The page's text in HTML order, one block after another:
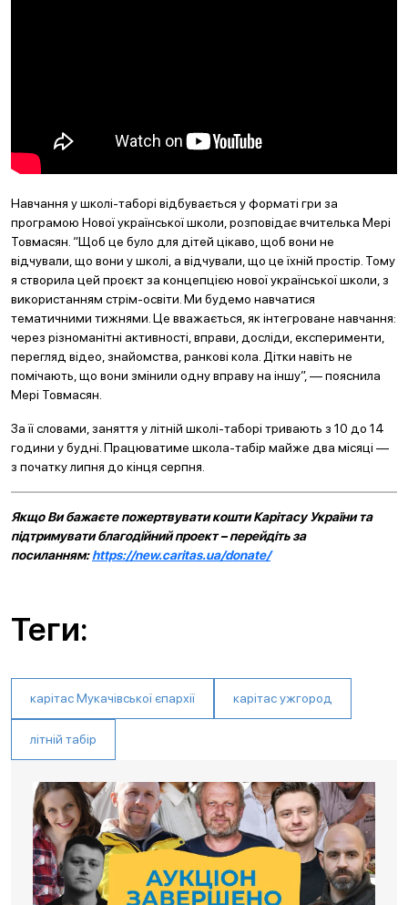
Навчання у школі-таборі відбувається у форматі гри за
програмою Нової української школи, розповідає вчителька Мері
Товмасян. “Щоб це було для дітей цікаво, щоб вони не
відчували, що вони у школі, а відчували, що це їхній простір. Тому
я створила цей проєкт за концепцією нової української школи, з
використанням стрім-освіти. Ми будемо навчатися
тематичними тижнями. Це вважається, як інтегроване навчання:
через різноманітні активності, вправи, досліди, експерименти,
перегляд відео, знайомства, ранкові кола. Дітки навіть не
помічають, що вони змінили одну вправу на іншу”, — пояснила
Мері Товмасян.
За її словами, заняття у літній школі-таборі тривають з 10 до 14
години у будні. Працюватиме школа-табір майже два місяці —
з початку липня до кінця серпня.
Якщо Ви бажаєте пожертвувати кошти Карітасу України та
підтримувати благодійний проект – перейдіть за
посиланням:https://new.caritas.ua/donate/
Теги:
карітас Мукачівської єпархії карітас ужгород
літній табір